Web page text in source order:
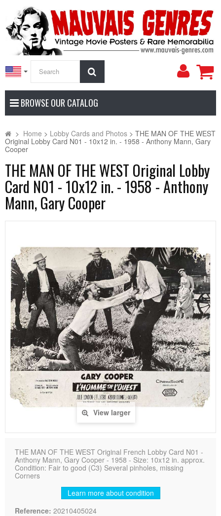
My
BROWSE OUR CATALOG
> Home > Lobby Cards and Photos > THE MAN OF THE WEST
Original Lobby Card N01 - 10x12 in. - 1958 - Anthony Mann, Gary
Cooper
THE MAN OF THE WEST Original Lobby
Card N01 - 10x12 in. - 1958 - Anthony
Mann, Gary Cooper
View larger
THE MAN OF THE WEST Original French Lobby Card N01 -
Anthony Mann, Gary Cooper - 1958 - Size: 10x12 in. approx.
Condition: Fair to good (C3) Several pinholes, missing
Corners
Learn more about condition
Reference: 20210405024